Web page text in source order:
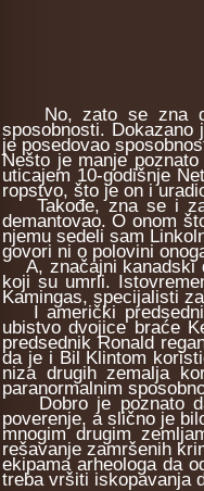
No, zato se zna da
sposobnosti.
je posedovao
Nešto je manje
uticajem 10-godišnje
ropstvo, što je on i
Takođe, zna se i za
demantovao. O onom
njemu sedeli sam
govori ni o polovini
A, značajni kanadski
koji su umrli.
Kamingas, specijalisti
I američki
ubistvo dvojice braće
predsednik Ronald
da je i Bil Klintom
niza drugih zemalja
paranormalnim
Dobro je poznato da
poverenje, a slično je
mnogim drugim
rešavanje zamršenih
ekipama arheologa da
treba vršiti iskopavanja